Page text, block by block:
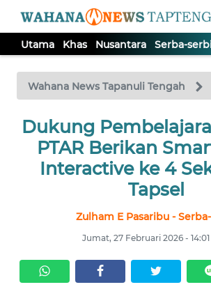
Utama Khas Nusantara Serba-
Wahana News Tapanuli Tengah
Dukung
PTAR Berikan
Interactive ke 4
Tapsel
Zulham E Pasaribu -
Jumat, 27 Februari 2026 -
TV
Tutup
UTAMA
KHAS
SERBI